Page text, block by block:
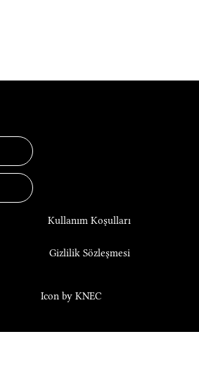
Kullanım Koşulları
Gizlilik Sözleşmesi
Icon by KNEC